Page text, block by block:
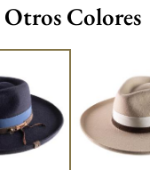
Otros Colores